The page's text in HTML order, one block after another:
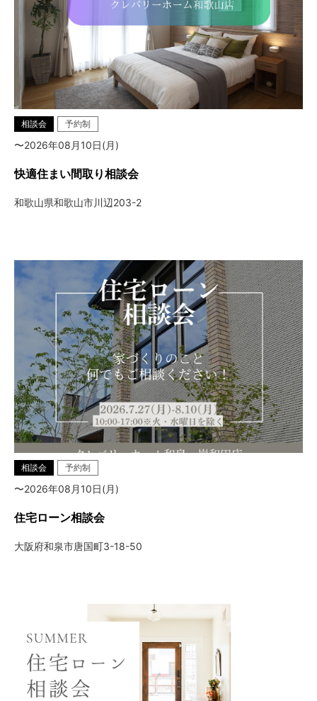
相談会 予約制
〜2026年08月10日(月)
快適住まい間取り相談会
和歌山県和歌山市川辺203-2
相談会 予約制
〜2026年08月10日(月)
住宅ローン相談会
大阪府和泉市唐国町3-18-50